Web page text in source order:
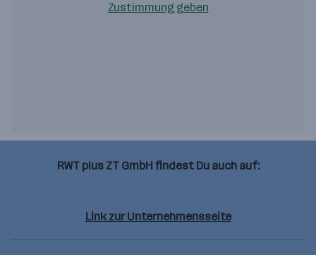
Zustimmung geben
RWT plus ZT GmbH findest Du auch auf:
Link zur Unternehmensseite